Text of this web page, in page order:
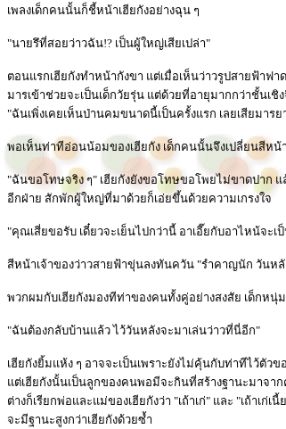
เพลงเด็กคนนั้นก็ชี้หน้าเฮียกังอย่างฉุน ๆ
"นายรึที่สอยว่าวฉัน!? เป็นผู้ใหญ่เสียเปล่า"
ตอนแรกเฮียกังทำหน้ากังขา แต่เมื่อเห็นว่าวรูปสายฟ้าฟ
มารเข้าช่วยจะเป็นเด็กวัยรุ่น แต่ด้วยที่อายุมากกว่าชั้นเ
"ฉันเพิ่งเคยเห็นป่านคมขนาดนี้เป็นครั้งแรก เลยเสียมา
พอเห็นท่าทีอ่อนน้อมของเฮียกัง เด็กคนนั้นจึงเปลี่ยนสีห
"ฉันขอโทษจริง ๆ" เฮียกังยังขอโทษขอโพยไม่ขาดปาก
อีกฝ่าย สักพักผู้ใหญ่ที่มาด้วยก็เอ่ยขึ้นด้วยความเกรงใจ
"คุณเสี่ยขอรับ เดี๋ยวจะเย็นไปกว่านี้ อาเอี๊ยกับอาไหน้จะเ
สีหน้าเจ้าของว่าวสายฟ้าขุ่นลงทันควัน "รำคาญนัก วันห
พวกผมกับเฮียกังมองทีท่าของคนทั้งคู่อย่างสงสัย เด็กห
"ฉันต้องกลับบ้านแล้ว ไว้วันหลังจะมาเล่นว่าวที่นี่อีก"
เฮียกังยิ้มแห้ง ๆ อาจจะเป็นเพราะยังไม่คุ้นกับท่าทีไว้ตัว
แต่เฮียกังนั้นเป็นลูกของคนพอมีจะกินที่สร้างฐานะมาจาก
ต่างก็เรียกพ่อและแม่ของเฮียกังว่า "เถ้าเก่" และ "เถ้าเ
จะมีฐานะสูงกว่าเฮียกังด้วยซ้ำ